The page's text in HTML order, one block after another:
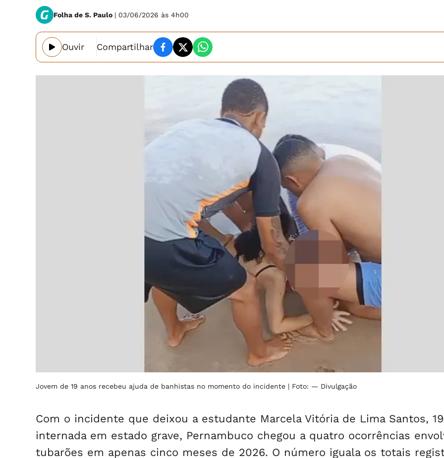
Folha de S. Paulo | 03/06/2026 às 4h00
Ouvir Compartilhar
Jovem de 19 anos recebeu ajuda de banhistas no momento do incidente | Foto: — Divulgação
Com o incidente que deixou a estudante Marcela Vitória de Lima Santos,
internada em estado grave, Pernambuco chegou a quatro ocorrências
tubarões em apenas cinco meses de 2026. O número iguala os totais